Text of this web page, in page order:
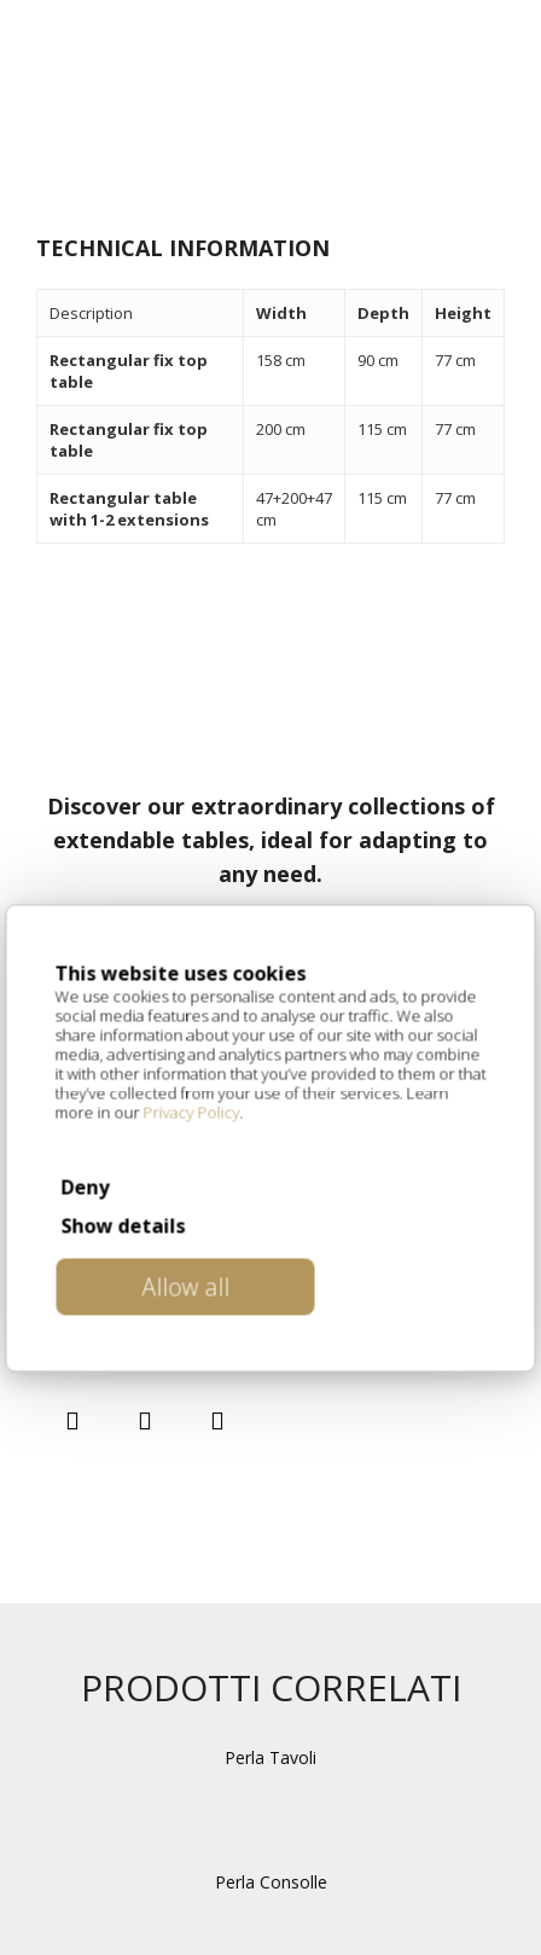
This website uses cookies
We use cookies to personalise content and ads, to provide
social media features and to analyse our traffic. We also
share information about your use of our site with our social
media, advertising and analytics partners who may combine
it with other information that you’ve provided to them or that
they’ve collected from your use of their services. Learn
more in ourPrivacy Policy.
Deny
Show details
Allow all
TECHNICAL INFORMATION
Description Width Depth Height
Rectangular fix top
table
158 cm 90 cm 77 cm
Rectangular fix top
table
200 cm 115 cm 77 cm
Rectangular table
with 1-2 extensions
47+200+47
cm
115 cm 77 cm
Discover our extraordinary collections of
extendable tables, ideal for adapting to
any need.
PRODOTTI CORRELATI
Perla Tavoli
Perla Consolle